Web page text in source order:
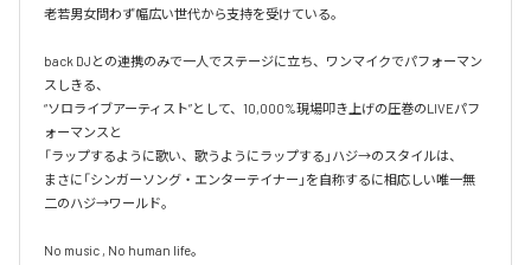
老若男女問わず幅広い世代から支持を受けている。
back DJとの連携のみで一人でステージに立ち、ワンマイクでパフォーマン
スしきる、
“ソロライブアーティスト”として、10,000%現場叩き上げの圧巻のLIVEパフ
ォーマンスと
「ラップするように歌い、歌うようにラップする」ハジ→のスタイルは、
まさに「シンガーソング・エンターテイナー」を自称するに相応しい唯一無
二のハジ→ワールド。
No music , No human life。